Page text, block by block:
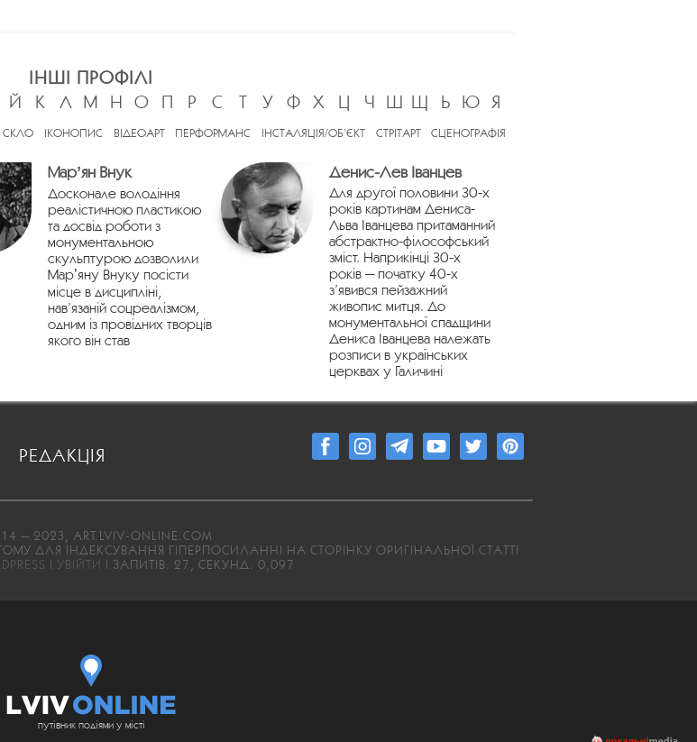
ІНШІ ПРОФІЛІ
Й К Л М Н О П Р С Т У Ф Х Ц Ч Ш Щ Ь Ю Я
СКЛО ІКОНОПИС ВІДЕОАРТ ПЕРФОРМАНС ІНСТАЛЯЦІЯ/ОБ’ЄКТ СТРІТАРТ СЦЕНОГРАФІЯ
Марʼян Внук
Досконале володіння
реалістичною пластикою
та досвід роботи з
монументальною
скульптурою дозволили
Марʼяну Внуку посісти
місце в дисципліні,
нав’язаній соцреалізмом,
одним із провідних творців
якого він став
Денис-Лев Іванцев
Для другої половини 30-х
років картинам Дениса-
Льва Іванцева притаманний
абстрактно-філософський
зміст. Наприкінці 30-х
років — початку 40-х
з’явився пейзажний
живопис митця. До
монументальної спадщини
Дениса Іванцева належать
розписи в українських
церквах у Галичині
РЕДАКЦІЯ
— 2023, ART.LVIV-ONLINE.COM
ДЛЯ ІНДЕКСУВАННЯ ГІПЕРПОСИЛАННІ НА СТОРІНКУ ОРИГІНАЛЬНОЇ СТАТТІ
| УВІЙТИ | ЗАПИТІВ: 27, СЕКУНД: 0,097
путівник подіями у місті